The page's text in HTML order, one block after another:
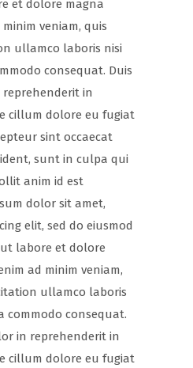
et dolore magna
veniam, quis
ullamco laboris nisi
consequat. Duis
in
cillum dolore eu fugiat
sint occaecat
sunt in culpa qui
anim id est
dolor sit amet,
elit, sed do eiusmod
labore et dolore
ad minim veniam,
ullamco laboris
commodo consequat.
in reprehenderit in
cillum dolore eu fugiat